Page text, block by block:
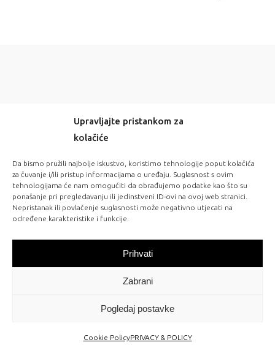
Upravljajte pristankom za
kolačiće
Da bismo pružili najbolje iskustvo, koristimo tehnologije poput kolačića
za čuvanje i/ili pristup informacijama o uređaju. Suglasnost s ovim
tehnologijama će nam omogućiti da obrađujemo podatke kao što su
ponašanje pri pregledavanju ili jedinstveni ID-ovi na ovoj web stranici.
Nepristanak ili povlačenje suglasnosti može negativno utjecati na
određene karakteristike i funkcije.
Prihvati
Zabrani
Pogledaj postavke
Cookie PolicyPRIVACY & POLICY
FOLLOW US:
NEW IN STORES
Check out our latest arrivals!